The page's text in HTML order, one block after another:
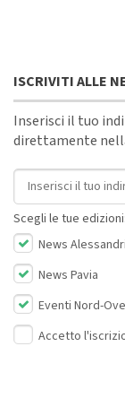
ISCRIVITI ALLE
Inserisci il tuo
direttamente
Indirizzo email
Scegli le tue edizioni:
News
News Pavia
Eventi Nord-
Accetto